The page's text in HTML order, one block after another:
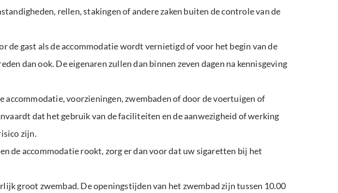
rellen, stakingen of andere zaken buiten de controle van de
de gast als de accommodatie wordt vernietigd of voor het begin van de
dan ook. De eigenaren zullen dan binnen zeven dagen na kennisgeving
voorzieningen, zwembaden of door de voertuigen of
dat het gebruik van de faciliteiten en de aanwezigheid of werking
zijn.
de accommodatie rookt, zorg er dan voor dat uw sigaretten bij het
groot zwembad. De openingstijden van het zwembad zijn tussen 10.00